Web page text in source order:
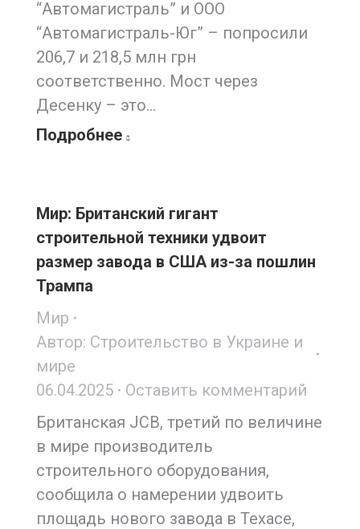
“Автомагистраль” и ООО
“Автомагистраль-Юг” – попросили
206,7 и 218,5 млн грн
соответственно. Мост через
Десенку – это…
Подробнее
Мир: Британский гигант
строительной техники удвоит
размер завода в США из-за пошлин
Трампа
Мир
Автор: Строительство в Украине и
мире
06.04.2025
Оставить комментарий
Британская JCB, третий по величине
в мире производитель
строительного оборудования,
сообщила о намерении удвоить
площадь нового завода в Техасе,